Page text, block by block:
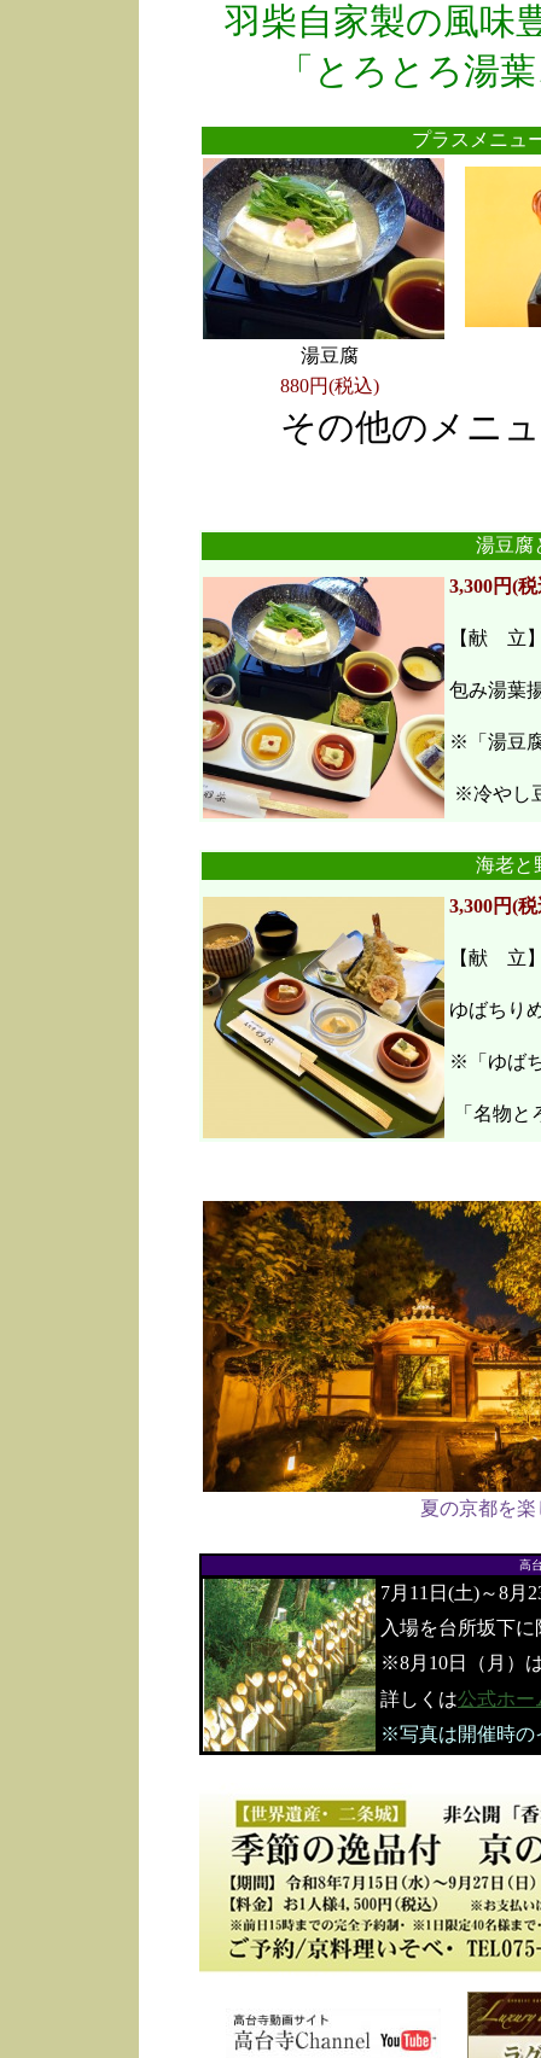
羽柴自家製の風味
「とろとろ湯
プラスメニ
湯豆腐
880円(税込)
その他のメニ
湯豆腐
3,300円(
【献 立
包み湯葉
※「湯豆
※冷やし
海老
3,300円(
【献 立
ゆばちり
※「ゆば
「名物と
夏の京都を
高
7月11日(土)～8月
入場を台所坂下
※8月10日（月）
詳しくは公式ホー
※写真は開催時の